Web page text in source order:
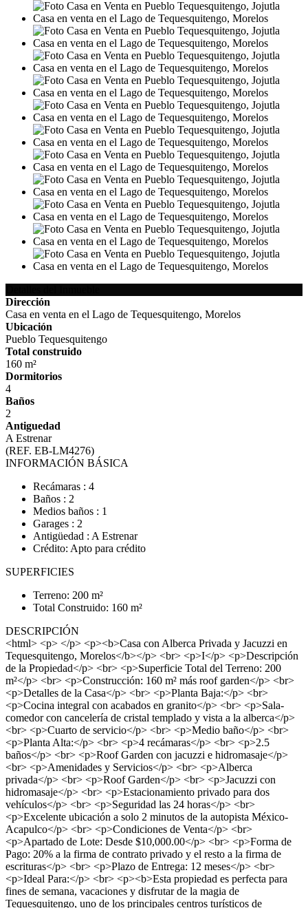
Dirección
Casa en venta en el Lago de Tequesquitengo, Morelos
Ubicación
Pueblo Tequesquitengo
Total construido
160 m²
Dormitorios
4
Baños
2
Antiguedad
A Estrenar
(REF. EB-LM4276)
INFORMACIÓN BÁSICA
Recámaras : 4
Baños : 2
Medios baños : 1
Garages : 2
Antigüedad : A Estrenar
Crédito: Apto para crédito
SUPERFICIES
Terreno: 200 m²
Total Construido: 160 m²
DESCRIPCIÓN
<html> <p> </p> <p><b>Casa con Alberca Privada y Jacuzzi en
Tequesquitengo, Morelos</b></p> <br> <p>I</p> <p>Descripción
de la Propiedad</p> <br> <p>Superficie Total del Terreno: 200
m²</p> <br> <p>Construcción: 160 m² más roof garden</p> <br>
<p>Detalles de la Casa</p> <br> <p>Planta Baja:</p> <br>
<p>Cocina integral con acabados en granito</p> <br> <p>Sala-
comedor con cancelería de cristal templado y vista a la alberca</p>
<br> <p>Cuarto de servicio</p> <br> <p>Medio baño</p> <br>
<p>Planta Alta:</p> <br> <p>4 recámaras</p> <br> <p>2.5
baños</p> <br> <p>Roof Garden con jacuzzi e hidromasaje</p>
<br> <p>Amenidades y Servicios</p> <br> <p>Alberca
privada</p> <br> <p>Roof Garden</p> <br> <p>Jacuzzi con
hidromasaje</p> <br> <p>Estacionamiento privado para dos
vehículos</p> <br> <p>Seguridad las 24 horas</p> <br>
<p>Excelente ubicación a solo 2 minutos de la autopista México-
Acapulco</p> <br> <p>Condiciones de Venta</p> <br>
<p>Apartado de Lote: Desde $10,000.00</p> <br> <p>Forma de
Pago: 20% a la firma de contrato privado y el resto a la firma de
escrituras</p> <br> <p>Plazo de Entrega: 12 meses</p> <br>
<p>Ideal Para:</p> <br> <p><b>Esta propiedad es perfecta para
fines de semana, vacaciones y disfrutar de la magia de
Tequesquitengo, uno de los principales centros turísticos de